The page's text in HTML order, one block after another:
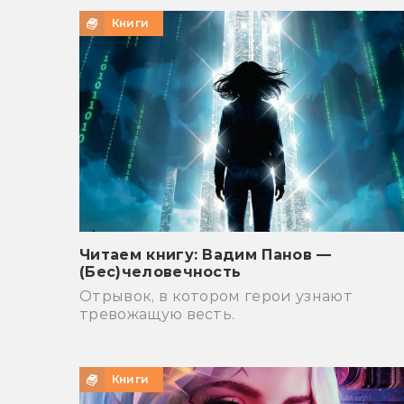
Книги
Читаем книгу: Вадим Панов —
(Бес)человечность
Отрывок, в котором герои узнают
тревожащую весть.
Книги